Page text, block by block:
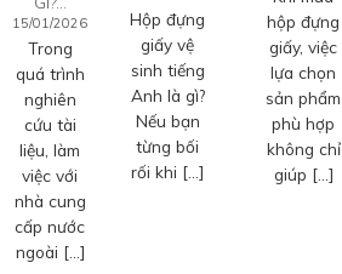
15/01/2026
Trong
quá trình
nghiên
cứu tài
liệu, làm
việc với
nhà cung
cấp nước
ngoài […]
Hộp đựng
giấy vệ
sinh tiếng
Anh là gì?
Nếu bạn
từng bối
rối khi […]
hộp đựng
giấy, việc
lựa chọn
sản phẩm
phù hợp
không chỉ
giúp […]